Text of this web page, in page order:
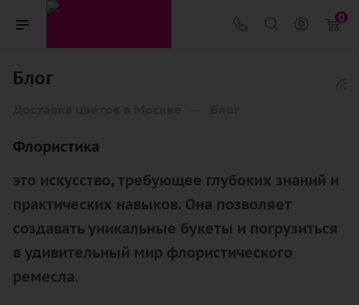
0
Блог
Флористика
это искусство, требующее глубоких знаний и
практических навыков. Она позволяет
создавать уникальные букеты и погрузиться
в удивительный мир флористического
ремесла.